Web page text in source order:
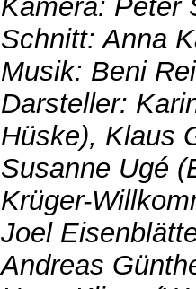
Kamera: Peter
Schnitt: Anna
Musik: Beni
Darsteller:
Hüske), Klaus
Susanne Ugé
Krüger-
Joel
Andreas